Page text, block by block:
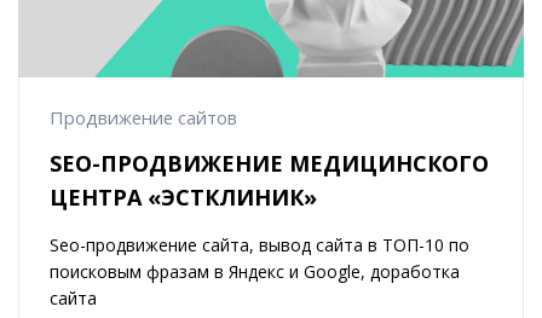
Продвижение сайтов
SEO-ПРОДВИЖЕНИЕ МЕДИЦИНСКОГО
ЦЕНТРА «ЭСТКЛИНИК»
Seo-продвижение сайта, вывод сайта в ТОП-10 по
поисковым фразам в Яндекс и Google, доработка
сайта